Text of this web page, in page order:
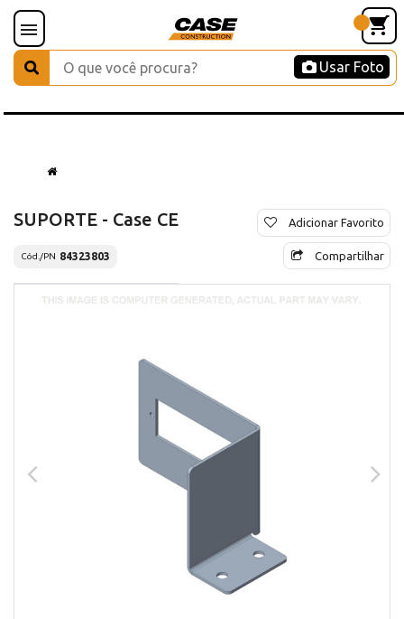
Usar Foto
SUPORTE - Case CE
Cód./PN 84323803
Adicionar Favorito
Compartilhar